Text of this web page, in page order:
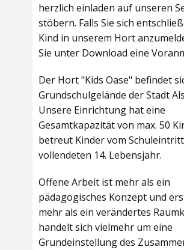
herzlich einladen auf unseren
stöbern. Falls Sie sich
Kind in unserem Hort
Sie unter Download eine
Der Hort "Kids Oase" befindet
Grundschulgelände der Stadt
Unsere Einrichtung hat eine
Gesamtkapazität von max. 50
betreut Kinder vom
vollendeten 14. Lebensjahr.
Offene Arbeit ist mehr als ein
pädagogisches Konzept und
mehr als ein verändertes
handelt sich vielmehr um eine
Grundeinstellung des